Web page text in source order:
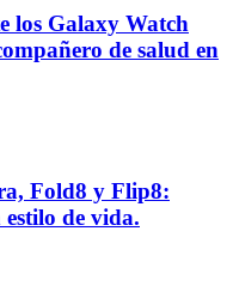
los Galaxy Watch
de salud en
Fold8 y Flip8:
estilo de vida.